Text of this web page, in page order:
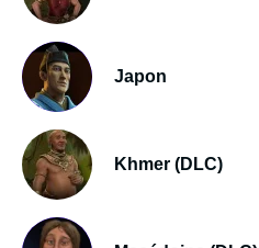
Japon
Khmer (DLC)